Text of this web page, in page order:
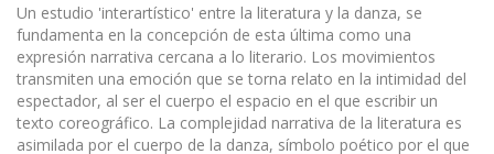
Un estudio 'interartístico' entre la literatura y la danza, se
fundamenta en la concepción de esta última como una
expresión narrativa cercana a lo literario. Los movimientos
transmiten una emoción que se torna relato en la intimidad del
espectador, al ser el cuerpo el espacio en el que escribir un
texto coreográfico. La complejidad narrativa de la literatura es
asimilada por el cuerpo de la danza, símbolo poético por el que